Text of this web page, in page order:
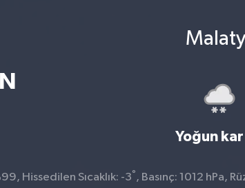
Yoğun kar
Hissedilen Sıcaklık: -3°, Basınç: 1012 hPa,